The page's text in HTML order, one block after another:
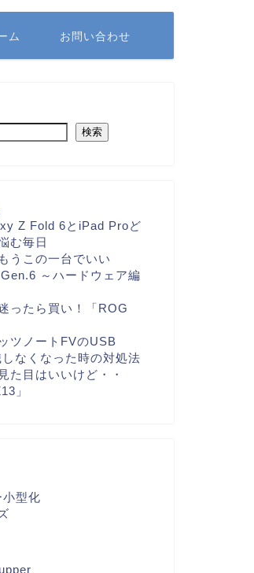
ム お問い合わせ
検索
Z Fold 6とiPad Proど
む毎日
うこの一台でいい
～ハードウェア編
ったら買い！「ROG
ツノートFVのUSB
なくなった時の対処法
た目はいいけど・・
」
型化